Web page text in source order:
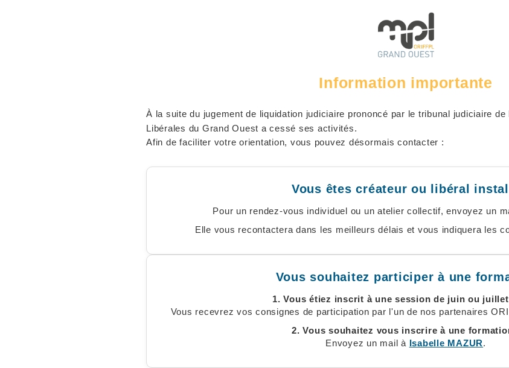
Information importante
À la suite du jugement de liquidation judiciaire prononcé par le tribunal judiciaire
Libérales du Grand Ouest a cessé ses activités.
Afin de faciliter votre orientation, vous pouvez désormais contacter :
Vous êtes créateur ou libéral
Pour un rendez-vous individuel ou un atelier collectif, envoyez un
Elle vous recontactera dans les meilleurs délais et vous indiquera les
Vous souhaitez participer à une
1. Vous étiez inscrit à une session de juin ou juillet
Vous recevrez vos consignes de participation par l'un de nos partenaires
2. Vous souhaitez vous inscrire à une
Envoyez un mail à Isabelle MAZUR.